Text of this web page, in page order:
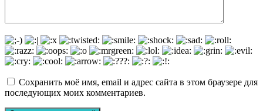
Сохранить моё имя, email и адрес сайта в этом браузере для
последующих моих комментариев.